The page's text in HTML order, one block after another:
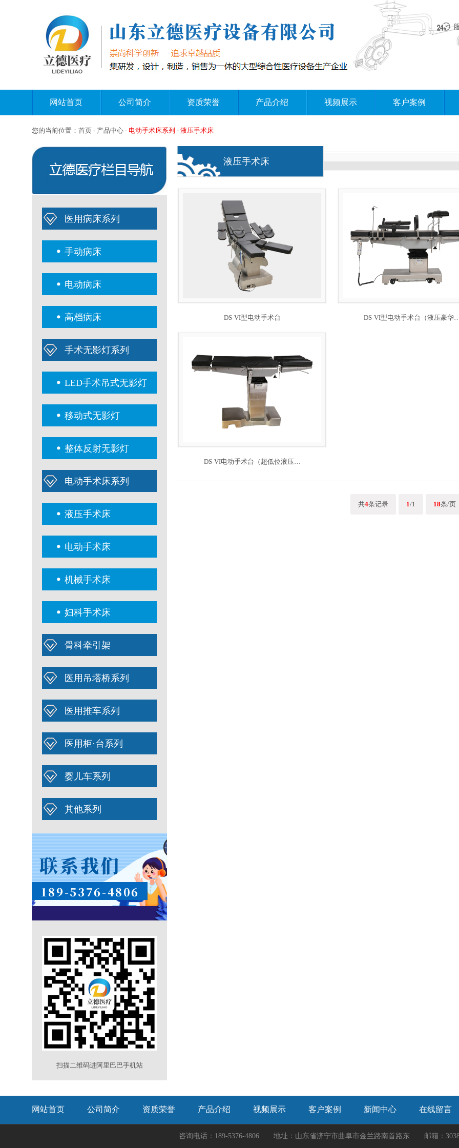
网站首页 公司简介 资质荣誉 产品介绍 视频展示 客户案例
您的当前位置： 首页 - 产品中心 - 电动手术床系列 - 液压手术床
医用病床系列
手动病床
电动病床
高档病床
手术无影灯系列
LED手术吊式无影灯
移动式无影灯
整体反射无影灯
电动手术床系列
液压手术床
电动手术床
机械手术床
妇科手术床
骨科牵引架
医用吊塔桥系列
医用推车系列
医用柜·台系列
婴儿车系列
其他系列
扫描二维码进阿里巴巴手机站
液压手术床
DS-VI型电动手术台 DS-VI型电动手术台（液压豪华
DS-VI电动手术台（超低位液压…
共4条记录 1/1 18条/页
网站首页 公司简介 资质荣誉 产品介绍 视频展示 客户案例 新闻中心 在线留言
咨询电话：189-5376-4806 地址：山东省济宁市曲阜市金兰路南首路东 邮箱：